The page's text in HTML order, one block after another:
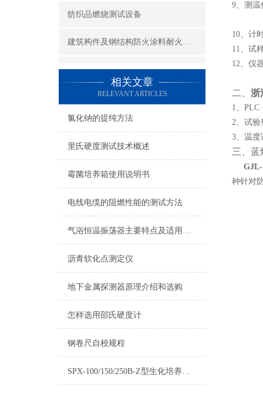
纺织品燃烧测试设备
建筑构件及钢结构防火涂料耐火性能试验设备
公共场所阻燃制品及组件燃烧性能测试设备
建筑材料及制品燃烧性能测试设备
酒精喷灯燃烧试验仪
查看更多 >>
相关文章
RELEVANT ARTICLES
氯化钠的提纯方法
里氏硬度测试技术概述
霉菌培养箱使用说明书
电线电缆的阻燃性能的测试方法
气浴恒温振荡器主要特点及适用范围
沥青软化点测定仪
地下金属探测器原理介绍和选购
怎样选用邵氏硬度计
钢卷尺自校规程
SPX-100/150/250B-Z型生化培养箱使用说明书
9、测
10、计
11、试
12、仪
二、 浙
1、PLC
2、试验
3、温度
三、蓝
种针对